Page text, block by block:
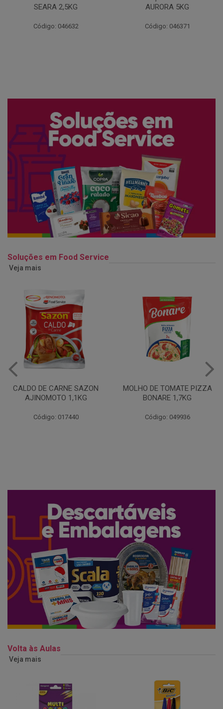
AURORA 5KG
Código: 046371
FATIADO PAKAN 200G
Código: 061522
Soluções em Food Service
Veja mais
MOLHO DE TOMATE PIZZA
BONARE 1,7KG
Código: 049936
MARGARINA USO
PROFISSIONAL 80% CUKIN
Código: 062469
Volta às Aulas
Veja mais